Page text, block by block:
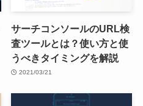
サーチコンソールのURL検
査ツールとは？使い方と使
うべきタイミングを解説
2021/03/21